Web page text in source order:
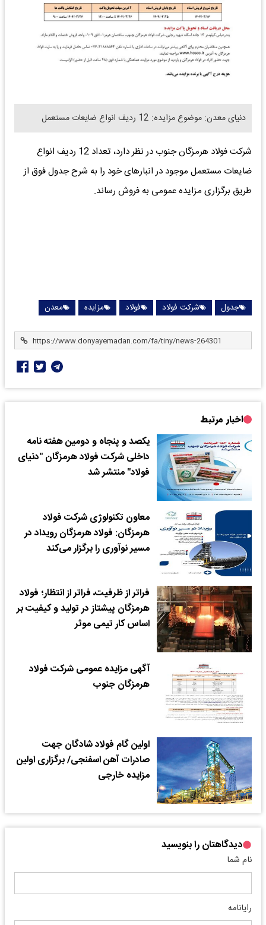
دنیای معدن: موضوع مزایده: 12 ردیف انواع ضایعات مستعمل
شرکت فولاد هرمزگان جنوب در نظر دارد، تعداد 12 ردیف انواع
ضایعات مستعمل موجود در انبارهای خود را به شرح جدول فوق از
طریق برگزاری مزایده عمومی به فروش رساند.
جدول شرکت فولاد فولاد مزایده معدن
اخبار مرتبط
یکصد و پنجاه و دومین هفته نامه
داخلی شرکت فولاد هرمزگان "دنیای
فولاد" منتشر شد
معاون تکنولوژی شرکت فولاد
هرمزگان: فولاد هرمزگان رویداد در
مسیر نوآوری را برگزار می‌کند
فراتر از ظرفیت، فراتر از انتظار؛ فولاد
هرمزگان پیشتاز در تولید و کیفیت بر
اساس کار تیمی موثر
آگهی مزایده عمومی شرکت فولاد
هرمزگان جنوب
اولین گام فولاد شادگان جهت
صادرات آهن اسفنجی/ برگزاری اولین
مزایده خارجی
دیدگاهتان را بنویسید
نام شما
رایانامه